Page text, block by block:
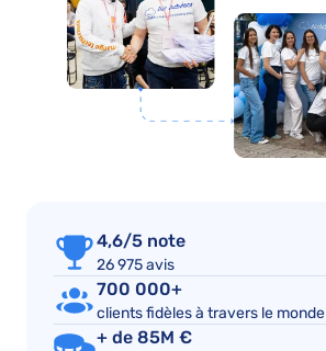
4,6/5 note
26 975 avis
700 000+
clients fidèles à travers le monde
+ de 85M €